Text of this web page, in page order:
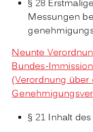
§ 28
Messungen
Neunte
Bundes-
(Verordnung über
§ 21 Inhalt